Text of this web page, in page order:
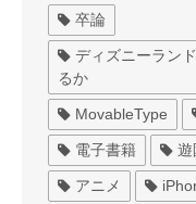
卒論
ディズニーラン
るか
MovableType
電子書籍 遊
アニメ